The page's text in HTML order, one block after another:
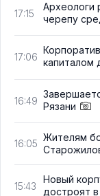
17:15
Археологи
черепу
17:06 капиталом
16:49 Рязани
16:05
Жителям
15:43
Новый
достроят